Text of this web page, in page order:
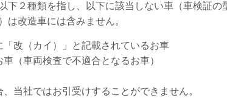
下２種類を指し、以下に該当しない車（車検証
は改造車には含みません。
改（カイ）」と記載されているお車
（車両検査で不適合となるお車）
、当社ではお引受けすることができません。